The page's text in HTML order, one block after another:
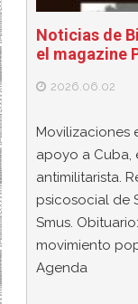
Noticias de
el magazine
2026.06.02
Movilizaciones
apoyo a Cuba,
antimilitarista.
psicosocial de
Smus.
movimiento
Agenda